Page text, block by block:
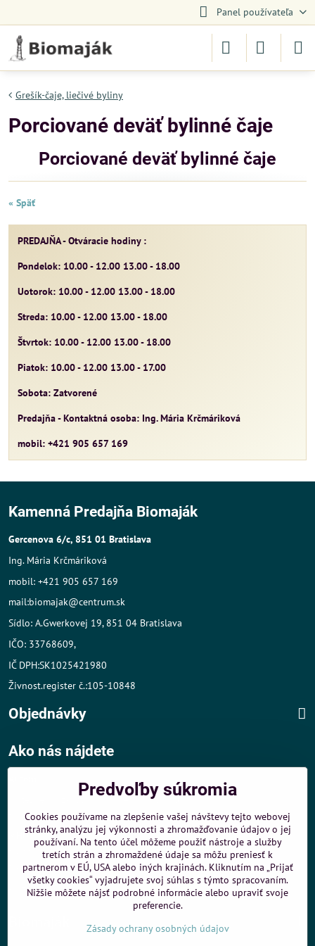
Panel používateľa
Grešík-čaje, liečivé byliny
Porciované deväť bylinné čaje
Porciované deväť bylinné čaje
« Späť
PREDAJŇA - Otváracie hodiny :
Pondelok: 10.00 - 12.00 13.00 - 18.00
Uotorok: 10.00 - 12.00 13.00 - 18.00
Streda: 10.00 - 12.00 13.00 - 18.00
Štvrtok: 10.00 - 12.00 13.00 - 18.00
Piatok: 10.00 - 12.00 13.00 - 17.00
Sobota: Zatvorené
Predajňa - Kontaktná osoba: Ing. Mária Krčmáriková
mobil: +421 905 657 169
Kamenná Predajňa Biomaják
Gercenova 6/c, 851 01 Bratislava
Ing. Mária Krčmáriková
mobil: +421 905 657 169
mail:biomajak@centrum.sk
Sídlo: A.Gwerkovej 19, 851 04 Bratislava
IČO: 33768609,
IČ DPH:SK1025421980
Živnost.register č.:105-10848
Objednávky
Ako nás nájdete
- v tesnej blízkosti diaľničného obchvatu
- dobré parkovacie možnosti 40 m od predajne
MHD:
- 200 m od zastávky MHD Záporožská - autobusy č. 80 a 88
- 250 m od zastávky MHD ŽST Petržalka - autobus 99
Sme umiestnení uShopMania- Internetové nákupy
Predvoľby súkromia
Cookies používame na zlepšenie vašej návštevy tejto webovej
stránky, analýzu jej výkonnosti a zhromažďovanie údajov o jej
používaní. Na tento účel môžeme použiť nástroje a služby
tretích strán a zhromaždené údaje sa môžu preniesť k
partnerom v EÚ, USA alebo iných krajinách. Kliknutím na „Prijať
všetky cookies“ vyjadrujete svoj súhlas s týmto spracovaním.
Nižšie môžete nájsť podrobné informácie alebo upraviť svoje
preferencie.
Zásady ochrany osobných údajov